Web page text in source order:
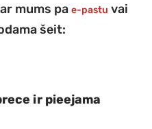
mums pa e-pastu vai
šeit:
ir pieejama